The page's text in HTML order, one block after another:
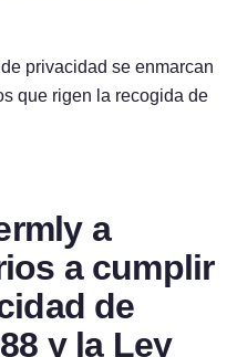
privacidad se enmarcan
que rigen la recogida de
a
a cumplir
de
y la Ley